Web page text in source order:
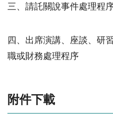
三、請託關說事件處理程
四、出席演講、座談、研
職或財務處理程序
附件下載